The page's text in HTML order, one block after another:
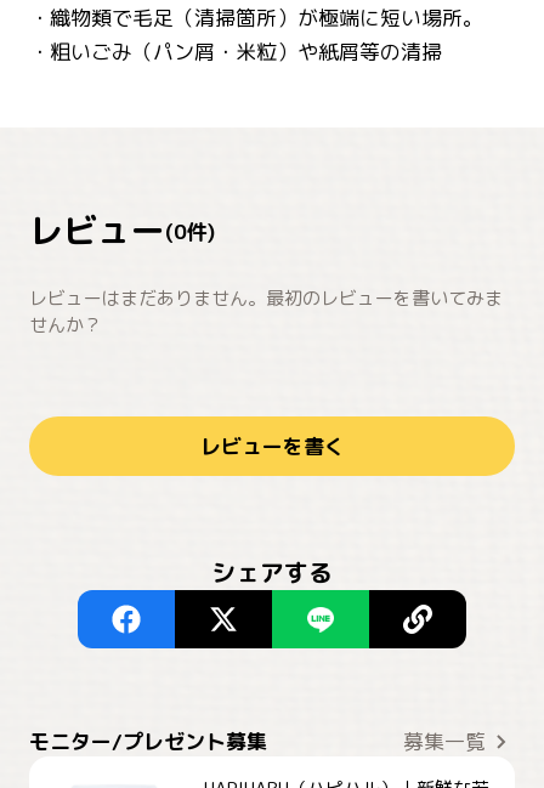
・織物類で毛足（清掃箇所）が極端に短い場所。
・粗いごみ（パン屑・米粒）や紙屑等の清掃
レビュー(0件)
レビューはまだありません。最初のレビューを書いてみま
せんか？
レビューを書く
シェアする
モニター/プレゼント募集 募集一覧